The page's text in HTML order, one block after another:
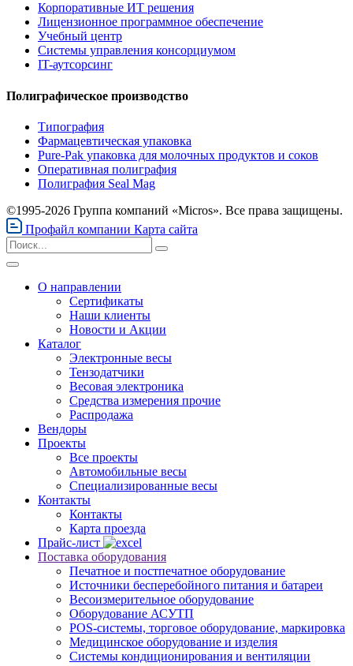
Корпоративные ИТ решения
Лицензионное программное обеспечение
Учебный центр
Системы управления консорциумом
IT-аутсорсинг
Полиграфическое производство
Типография
Фармацевтическая упаковка
Pure-Pak упаковка для молочных продуктов и соков
Оперативная полиграфия
Полиграфия Seal Mag
©1995-2026 Группа компаний «Micros». Все права защищены.
Профайл компании Карта сайта
О направлении
Сертификаты
Наши клиенты
Новости и Акции
Каталог
Электронные весы
Тензодатчики
Весовая электроника
Средства измерения прочие
Распродажа
Вендоры
Проекты
Все проекты
Автомобильные весы
Специализированные весы
Контакты
Контакты
Карта проезда
Прайс-лист
Поставка оборудования
Печатное и постпечатное оборудование
Источники бесперебойного питания и батареи
Весоизмерительное оборудование
Оборудование АСУТП
POS-системы, торговое оборудование, маркировка
Медицинское оборудование и изделия
Системы кондиционирования и вентиляции